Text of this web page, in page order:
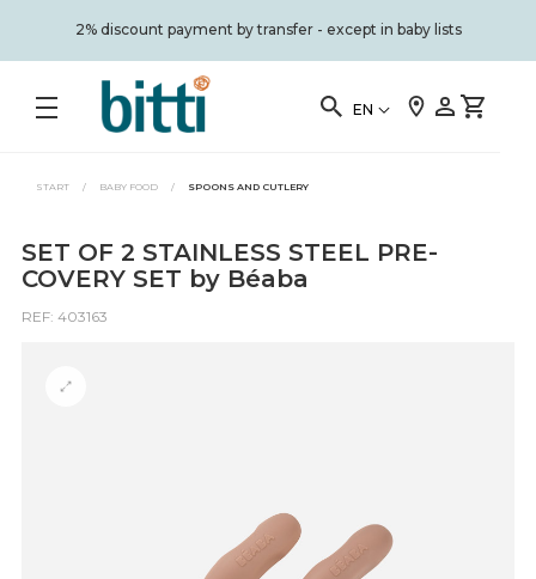
2% discount payment by transfer - except in baby lists
EN
START / BABY FOOD / SPOONS AND CUTLERY
SET OF 2 STAINLESS STEEL PRE-
COVERY SET by Béaba
REF: 403163